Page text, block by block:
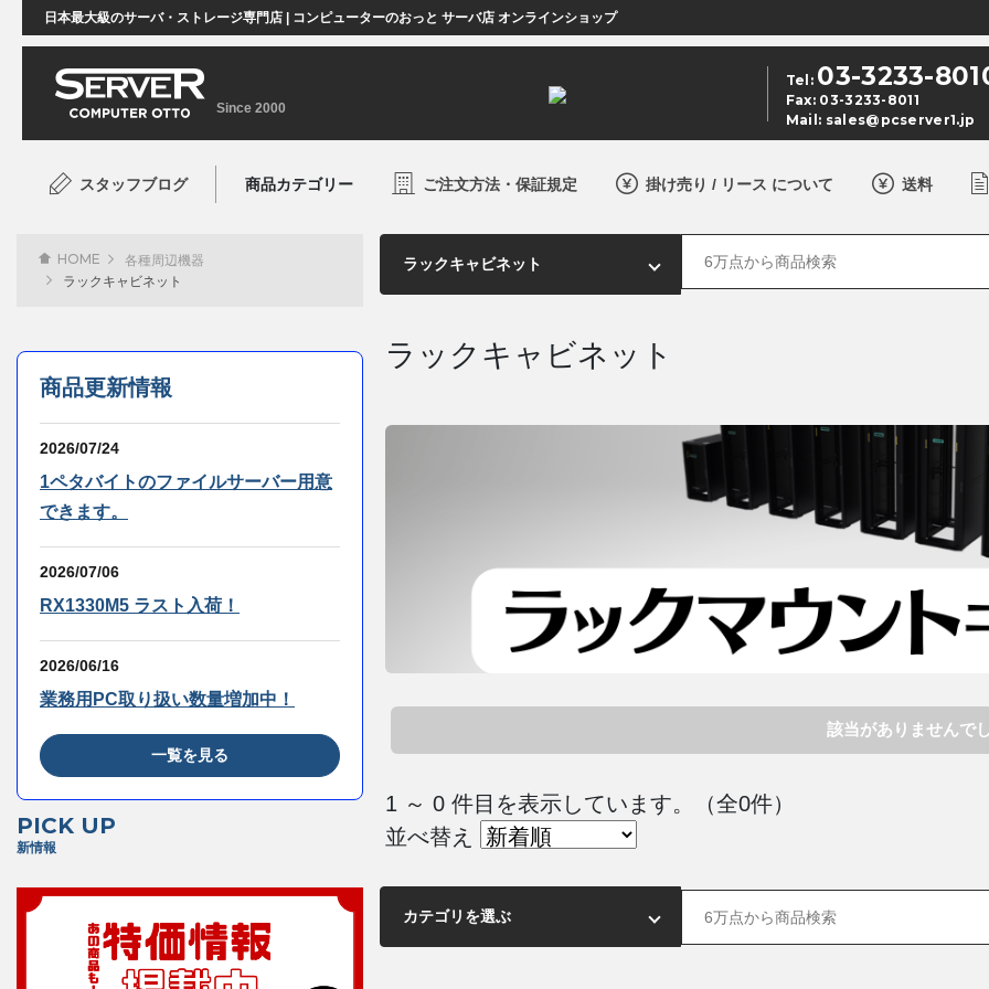
日本最大級のサーバ・ストレージ専門店 | コンピューターのおっと サーバ店 オンラインショップ
Since 2000
Tel: 03-3233-
Fax: 03-3233-8011
Mail: sales@pcserver1.jp
スタッフブログ 商品カテゴリー ご注文方法・保証規定 掛け売り / リース について 送料
ラックキャビネット
該当がありませんで
1 ～ 0 件目を表示しています。（全0件）
並べ替え
HOME
各種周辺機器
ラックキャビネット
商品更新情報
2026/07/24
1ペタバイトのファイルサーバー用意
できます。
2026/07/06
RX1330M5 ラスト入荷！
2026/06/16
業務用PC取り扱い数量増加中！
一覧を見る
PICK UP
新情報